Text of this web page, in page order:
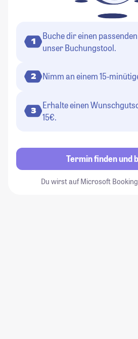
1
Buche dir einen
unser Buchungstool.
2 Nimm an einem 15-
3
Erhalte einen
15€.
Termin finden und
Du wirst auf Microsoft